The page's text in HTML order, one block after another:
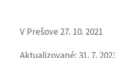
V Prešove 27. 10. 2021
Aktualizované: 31. 7.